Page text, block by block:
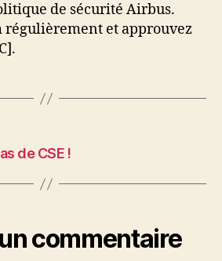
de sécurité Airbus.
régulièrement et approuvez
de CSE !
commentaire